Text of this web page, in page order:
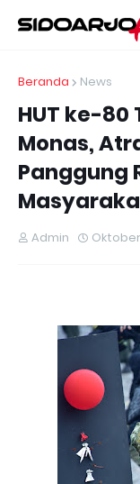
Beranda News
HUT ke-80
Monas,
Panggung
Admin